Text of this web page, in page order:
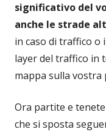
significativo del
anche le strade
in caso di traffico o
layer del traffico in
mappa sulla
Ora partite e
che si sposta